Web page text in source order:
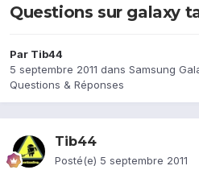
Questions sur galaxy
Par Tib44
5 septembre 2011 dans Samsung
Questions & Réponses
Tib44
Posté(e) 5 septembre 2011